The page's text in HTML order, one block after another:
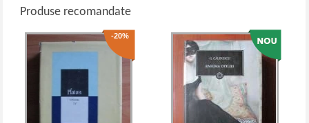
Produse recomandate
-20%